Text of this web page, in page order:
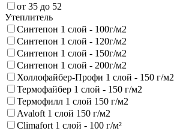
от 35 до 52
Утеплитель
Синтепон 1 слой - 100г/м2
Синтепон 1 слой - 120г/м2
Синтепон 1 слой - 150г/м2
Синтепон 1 слой - 200г/м2
Холлофайбер-Профи 1 слой - 150 г/м2
Термофайбер 1 слой - 150 г/м2
Термофилл 1 слой 150 г/м2
Avaloft 1 слой 150 г/м2
Climafort 1 слой - 100 г/м²